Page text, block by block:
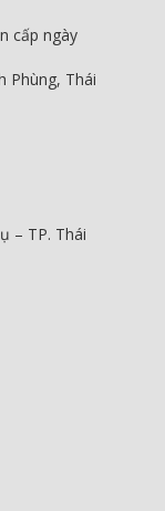
cấp ngày
Phùng, Thái
– TP. Thái